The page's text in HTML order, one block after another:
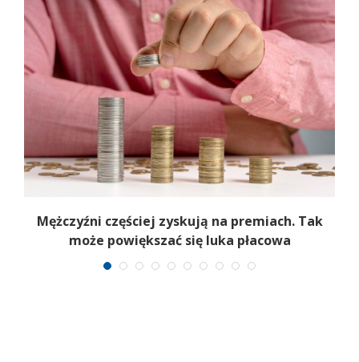
Mężczyźni częściej zyskują na premiach. Tak
może powiększać się luka płacowa